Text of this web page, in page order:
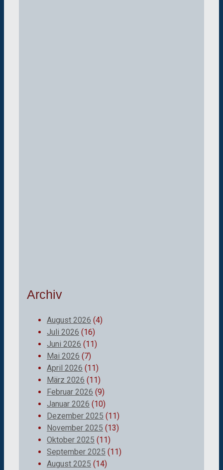
Archiv
August 2026 (4)
Juli 2026 (16)
Juni 2026 (11)
Mai 2026 (7)
April 2026 (11)
März 2026 (11)
Februar 2026 (9)
Januar 2026 (10)
Dezember 2025 (11)
November 2025 (13)
Oktober 2025 (11)
September 2025 (11)
August 2025 (14)